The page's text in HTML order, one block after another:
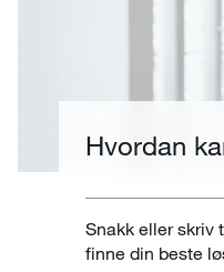
Hvordan
Snakk eller skriv
finne din beste